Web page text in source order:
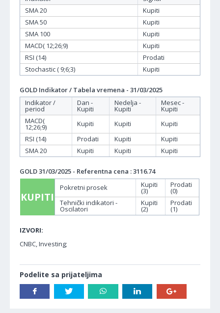
SMA 20
Kupiti
SMA 50
Kupiti
SMA 100
Kupiti
MACD( 12;26;9)
Kupiti
RSI (14)
Prodati
Stochastic ( 9;6;3)
Kupiti
GOLD Indikator / Tabela vremena - 31/03/2025
Indikator /
period
Dan -
Kupiti
Nedelja -
Kupiti
Mesec -
Kupiti
MACD(
12;26;9) Kupiti Kupiti
Kupiti
RSI (14)
Prodati Kupiti
Kupiti
SMA 20
Kupiti Kupiti Kupiti
GOLD 31/03/2025 - Referentna cena : 3116.74
KUPITI
Pokretni prosek Kupiti
(3)
Prodati
(0)
Tehnički indikatori -
Oscilatori
Kupiti
(2)
Prodati
(1)
IZVORI:
CNBC, Investing;
Podelite sa prijateljima